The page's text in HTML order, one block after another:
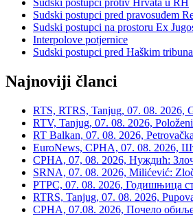
Sudski postupci protiv Hrvata u RH
Sudski postupci pred pravosuđem
Sudski postupci na prostoru Ex
Interpolove potjernice
Sudski postupci pred Haškim
Najnoviji članci
RTS, RTRS, Tanjug, 07. 08. 2026,
RTV, Tanjug, 07. 08. 2026,
RT Balkan, 07. 08. 2026,
EuroNews, СРНА, 07. 08. 2026,
СРНА, 07, 08. 2026, Нуждић:
SRNA, 07. 08. 2026, Milićević:
РТРС, 07. 08. 2026, Годишњица
RTRS, Tanjug, 07. 08. 2026,
СРНА, 07.08. 2026, Почело